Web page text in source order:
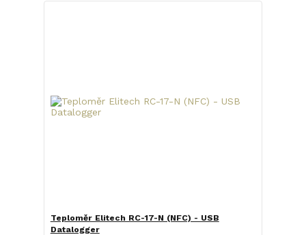
Teploměr Elitech RC-17-N (NFC) - USB
Datalogger